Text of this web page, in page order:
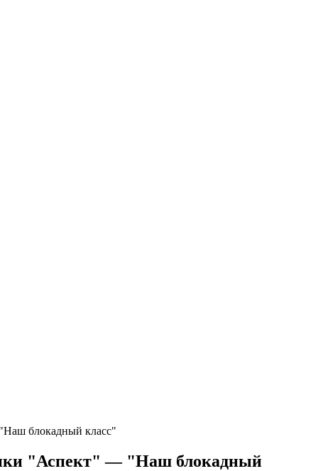
блокадный класс"
"Аспект" — "Наш блокадный